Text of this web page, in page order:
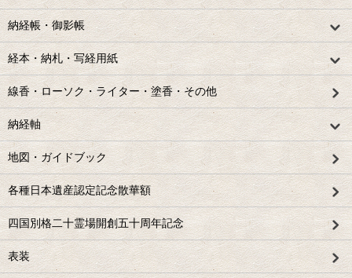
納経帳・御影帳
経本・納札・写経用紙
線香・ローソク・ライター・塗香・その他
納経軸
地図・ガイドブック
各種日本遺産認定記念散華額
四国別格二十霊場開創五十周年記念
表装